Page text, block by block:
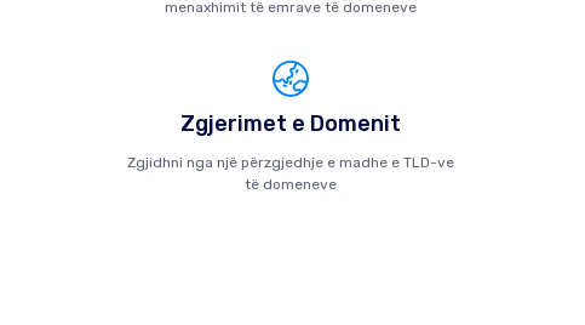
menaxhimit të emrave të domeneve
Zgjerimet e Domenit
Zgjidhni nga një përzgjedhje e madhe e TLD-ve
të domeneve